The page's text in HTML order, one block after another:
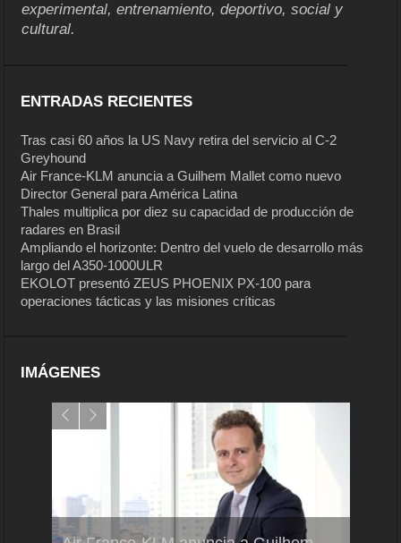
experimental, entrenamiento, deportivo, social y
cultural.
ENTRADAS RECIENTES
Tras casi 60 años la US Navy retira del servicio al C-2
Greyhound
Air France-KLM anuncia a Guilhem Mallet como nuevo
Director General para América Latina
Thales multiplica por diez su capacidad de producción de
radares en Brasil
Ampliando el horizonte: Dentro del vuelo de desarrollo más
largo del A350-1000ULR
EKOLOT presentó ZEUS PHOENIX PX-100 para
operaciones tácticas y las misiones críticas
IMÁGENES